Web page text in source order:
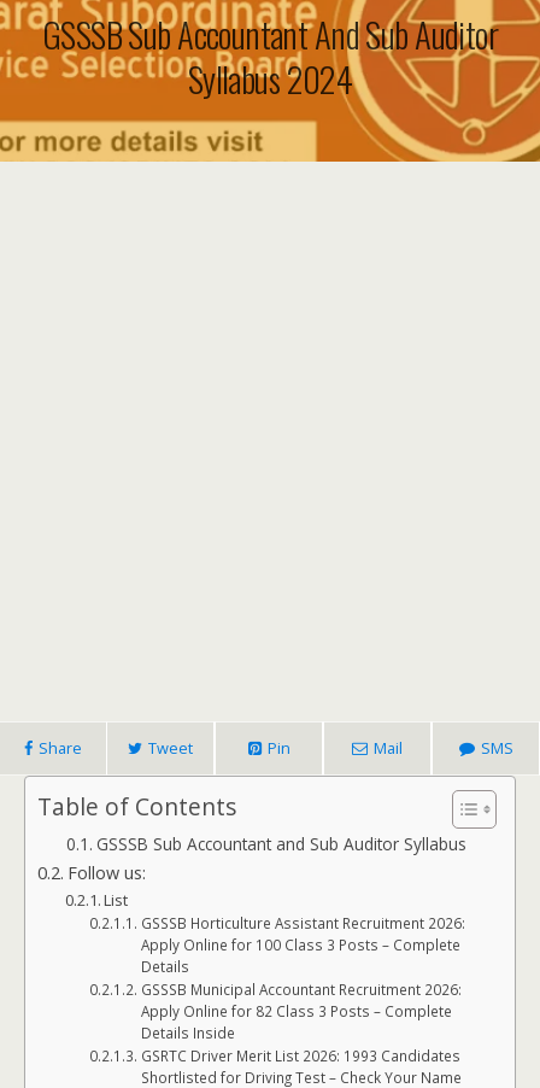
GSSSB Sub Accountant And Sub Auditor
Syllabus 2024
Share Tweet Pin Mail SMS
Table of Contents
GSSSB Sub Accountant and Sub Auditor Syllabus
Follow us:
List
GSSSB Horticulture Assistant Recruitment 2026:
Apply Online for 100 Class 3 Posts – Complete
Details
GSSSB Municipal Accountant Recruitment 2026:
Apply Online for 82 Class 3 Posts – Complete
Details Inside
GSRTC Driver Merit List 2026: 1993 Candidates
Shortlisted for Driving Test – Check Your Name